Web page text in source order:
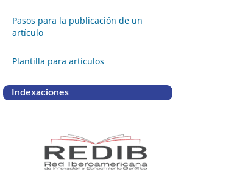
Pasos para la publicación de un
artículo
Plantilla para artículos
Indexaciones